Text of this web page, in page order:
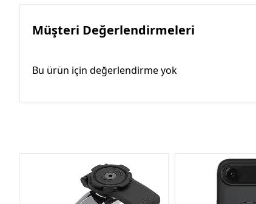
Müşteri Değerlendirmeleri
Bu ürün için değerlendirme yok